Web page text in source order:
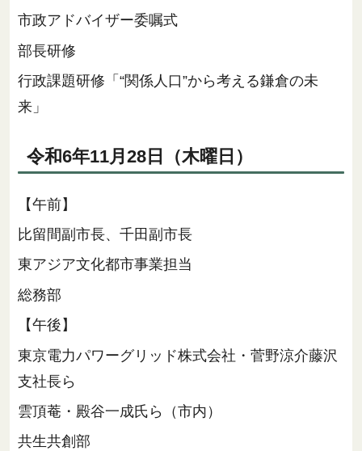
市政アドバイザー委嘱式
部長研修
行政課題研修「“関係人口”から考える鎌倉の未
来」
令和6年11月28日（木曜日）
【午前】
比留間副市長、千田副市長
東アジア文化都市事業担当
総務部
【午後】
東京電力パワーグリッド株式会社・菅野涼介藤沢
支社長ら
雲頂菴・殿谷一成氏ら（市内）
共生共創部